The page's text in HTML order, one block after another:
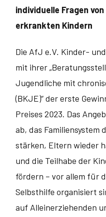
individuelle Fragen
erkrankten Kindern
Die AfJ e.V. Kinder-
mit ihrer
Jugendliche mit
(BKJE)“ der erste
Preises 2023. Das
ab, das Familien­system
stärken, Eltern wieder
und die Teilhabe der
fördern – vor allem für
Selbsthilfe organisiert
auf Alleinerziehenden